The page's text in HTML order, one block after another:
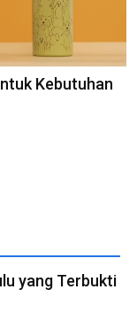
Kebutuhan
yang Terbukti